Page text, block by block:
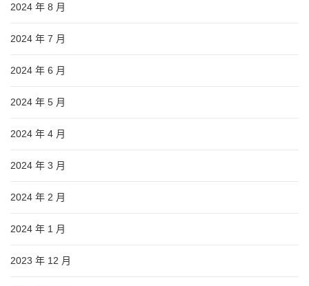
2024 年 8 月
2024 年 7 月
2024 年 6 月
2024 年 5 月
2024 年 4 月
2024 年 3 月
2024 年 2 月
2024 年 1 月
2023 年 12 月